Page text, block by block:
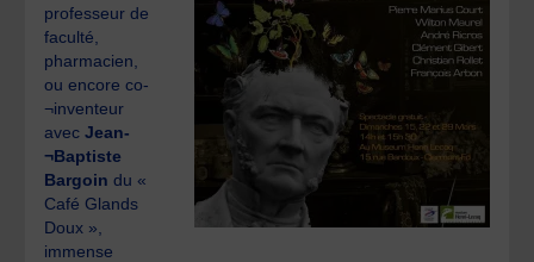
professeur de
faculté,
pharmacien,
ou encore co-
¬inventeur
avecJean-
¬Baptiste
Bargoin du «
Café Glands
Doux »,
immense